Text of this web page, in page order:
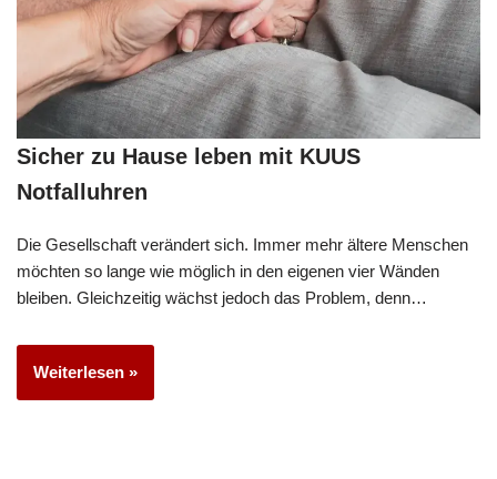
Sicher zu Hause leben mit KUUS
Notfalluhren
Die Gesellschaft verändert sich. Immer mehr ältere Menschen
möchten so lange wie möglich in den eigenen vier Wänden
bleiben. Gleichzeitig wächst jedoch das Problem, denn…
Weiterlesen »